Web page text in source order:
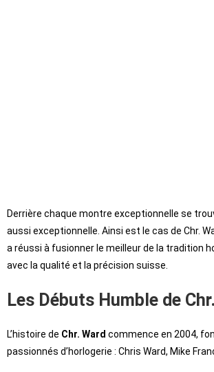
Derrière chaque montre exceptionnelle se
aussi exceptionnelle. Ainsi est le cas de Chr.
a réussi à fusionner le meilleur de la tradition
avec la qualité et la précision suisse.
Les Débuts Humble de
L’histoire de Chr. Ward commence en 2004,
passionnés d’horlogerie : Chris Ward, Mike